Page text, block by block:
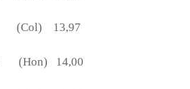
(Col) 13,97
(Hon) 14,00